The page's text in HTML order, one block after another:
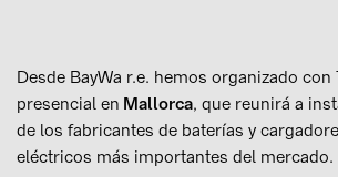
Our Parent Company
Sustainability
In-house Mounting System
Desde BayWa r.e. hemos organizado con
presencial en Mallorca, que reunirá a
de los fabricantes de baterías y
eléctricos más importantes del mercado.